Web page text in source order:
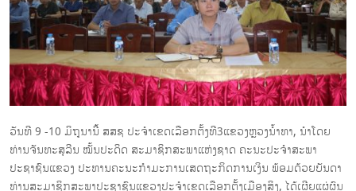
ວັນທີ 9 -10 ມິຖຸນານີ້ ສສຊ ປະຈໍາເຂດເລືອກຕັ້ງທີ3ແຂວງຫຼວງນໍ້າທາ, ນໍາໂດຍ
ທ່ານຈັນທະສຸລີນ ໝັ້ນປະດິດ ສະມາຊິກສະພາແຫ່ງຊາດ ຄະນະປະຈໍາສະພາ
ປະຊາຊົນແຂວງ ປະທານຄະນະກໍາມະການເສດຖະກິດການເງິນ ພ້ອມດ້ວຍບັນດາ
ທ່ານສະມາຊິກສະພາປະຊາຊົນແຂວງປະຈໍາເຂດເລືອກຕັ້ງເມືອງສິງ, ໄດ້ເຜີຍແຜ່ຜົນ